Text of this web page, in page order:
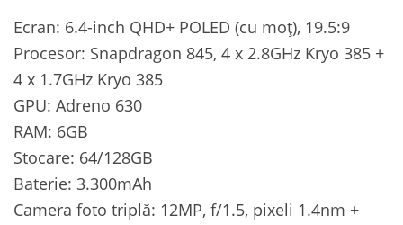
Ecran: 6.4-inch QHD+ POLED (cu moț), 19.5:9
Procesor: Snapdragon 845, 4 x 2.8GHz Kryo 385 +
4 x 1.7GHz Kryo 385
GPU: Adreno 630
RAM: 6GB
Stocare: 64/128GB
Baterie: 3.300mAh
Camera foto triplă: 12MP, f/1.5, pixeli 1.4nm +